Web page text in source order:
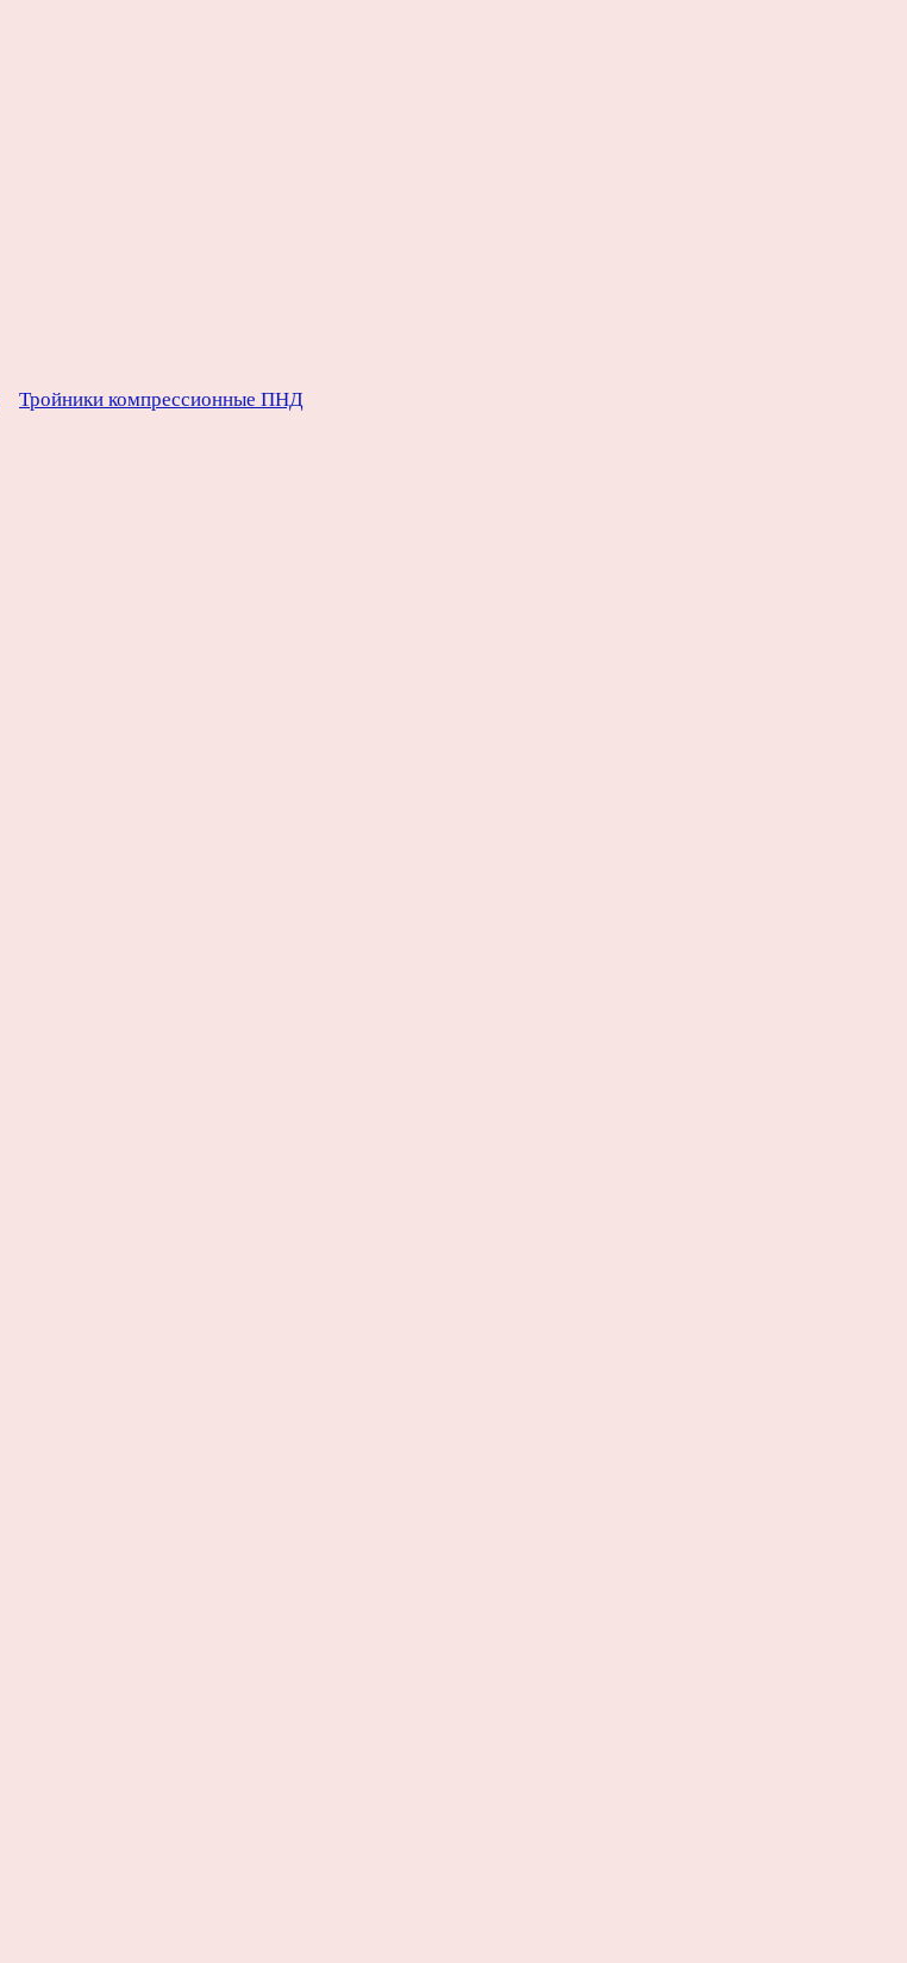
Тройники компрессионные ПНД